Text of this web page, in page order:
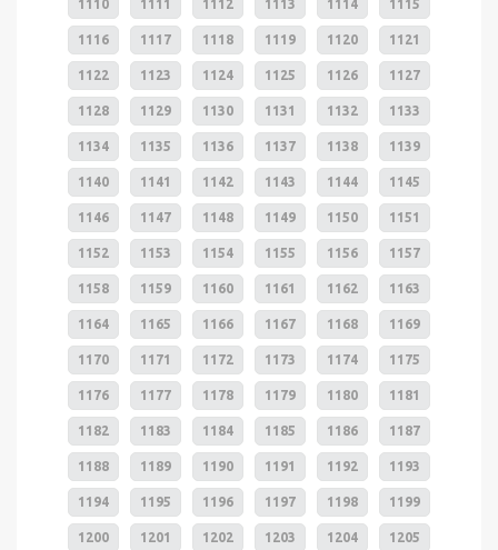
1110 1111 1112 1113 1114 1115
1116 1117 1118 1119 1120 1121
1122 1123 1124 1125 1126 1127
1128 1129 1130 1131 1132 1133
1134 1135 1136 1137 1138 1139
1140 1141 1142 1143 1144 1145
1146 1147 1148 1149 1150 1151
1152 1153 1154 1155 1156 1157
1158 1159 1160 1161 1162 1163
1164 1165 1166 1167 1168 1169
1170 1171 1172 1173 1174 1175
1176 1177 1178 1179 1180 1181
1182 1183 1184 1185 1186 1187
1188 1189 1190 1191 1192 1193
1194 1195 1196 1197 1198 1199
1200 1201 1202 1203 1204 1205